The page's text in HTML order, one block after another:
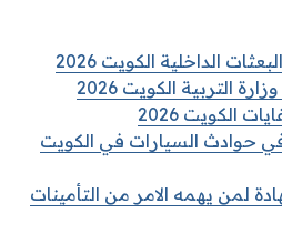
الداخلية الكويت 2026
التربية الكويت 2026
الكويت 2026
حوادث السيارات في الكويت
لمن يهمه الامر من التأمينات